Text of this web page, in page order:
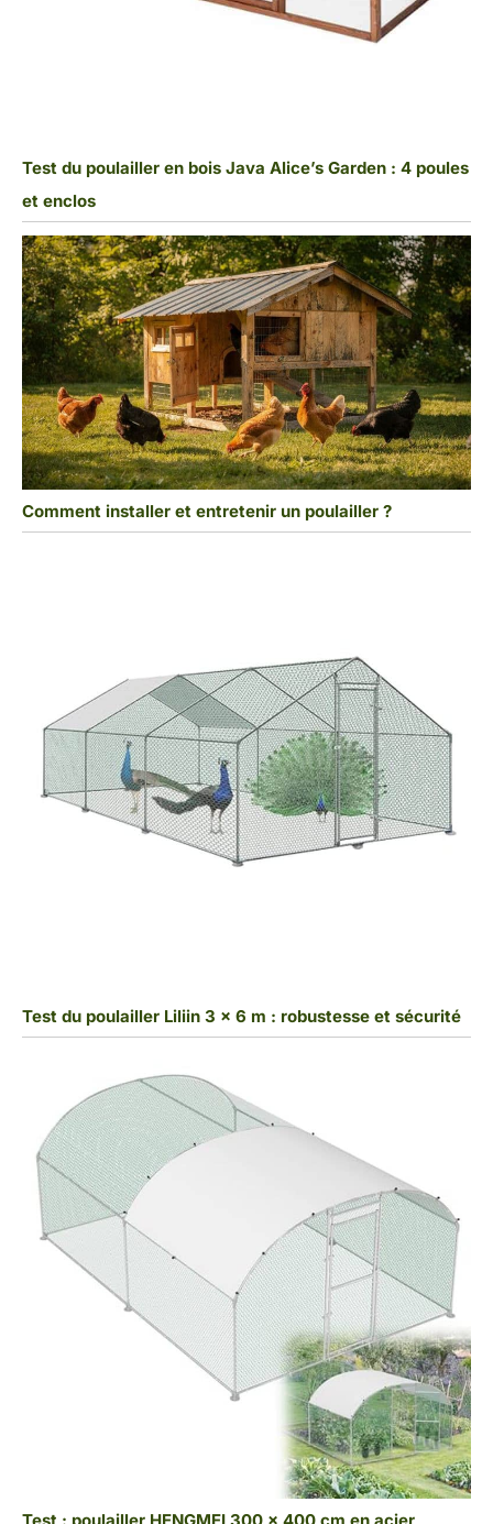
Test du poulailler en bois Java Alice’s Garden : 4 poules
et enclos
Comment installer et entretenir un poulailler ?
Test du poulailler Liliin 3 x 6 m : robustesse et sécurité